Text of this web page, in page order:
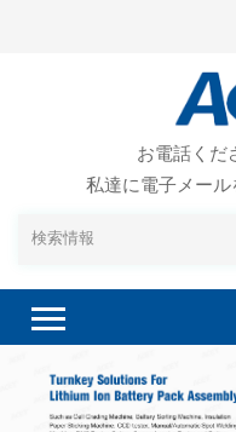
お電話くだ
私達に電子メール